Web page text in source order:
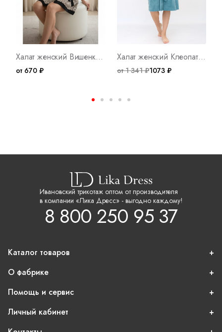
Халат женский Вишенка Арт. 10031
от 670 ₽
Халат женский Клеопатра В Арт. 8832
от 1 341 ₽1073 ₽
Ивановский трикотаж оптом от производителя
в компании «Лика Дресс» - выгодно каждому!
8 800 250 95 37
Каталог товаров
О фабрике
Помощь и сервис
Личный кабинет